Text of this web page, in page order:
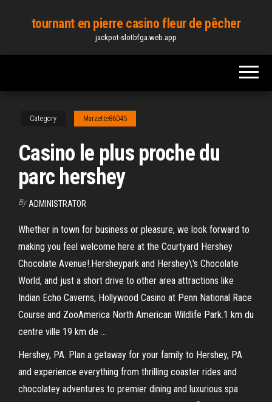
content
tournant en pierre casino fleur de pêcher
jackpot-slotbfga.web.app
Category Marzette86045
Casino le plus proche du
parc hershey
By ADMINISTRATOR
Whether in town for business or pleasure, we look forward to
making you feel welcome here at the Courtyard Hershey
Chocolate Avenue!.Hersheypark and Hershey\'s Chocolate
World, and just a short drive to other area attractions like
Indian Echo Caverns, Hollywood Casino at Penn National Race
Course and ZooAmerica North American Wildlife Park.1 km du
centre ville 19 km de …
Hershey, PA. Plan a getaway for your family to Hershey, PA
and experience everything from thrilling coaster rides and
chocolatey adventures to premier dining and luxurious spa